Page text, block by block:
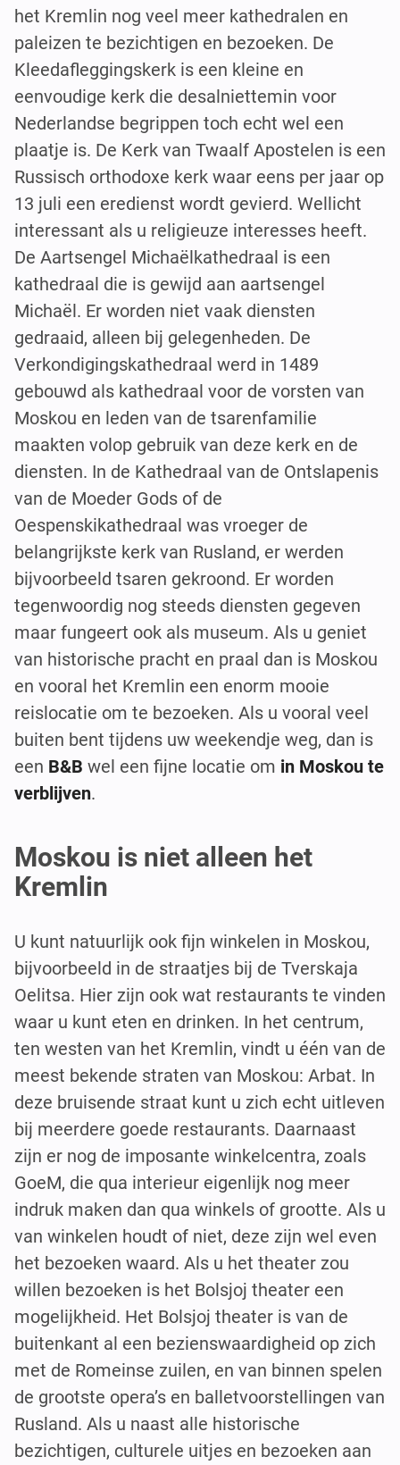
het Kremlin nog veel meer kathedralen en
paleizen te bezichtigen en bezoeken. De
Kleedafleggingskerk is een kleine en
eenvoudige kerk die desalniettemin voor
Nederlandse begrippen toch echt wel een
plaatje is. De Kerk van Twaalf Apostelen is een
Russisch orthodoxe kerk waar eens per jaar op
13 juli een eredienst wordt gevierd. Wellicht
interessant als u religieuze interesses heeft.
De Aartsengel Michaëlkathedraal is een
kathedraal die is gewijd aan aartsengel
Michaël. Er worden niet vaak diensten
gedraaid, alleen bij gelegenheden. De
Verkondigingskathedraal werd in 1489
gebouwd als kathedraal voor de vorsten van
Moskou en leden van de tsarenfamilie
maakten volop gebruik van deze kerk en de
diensten. In de Kathedraal van de Ontslapenis
van de Moeder Gods of de
Oespenskikathedraal was vroeger de
belangrijkste kerk van Rusland, er werden
bijvoorbeeld tsaren gekroond. Er worden
tegenwoordig nog steeds diensten gegeven
maar fungeert ook als museum. Als u geniet
van historische pracht en praal dan is Moskou
en vooral het Kremlin een enorm mooie
reislocatie om te bezoeken. Als u vooral veel
buiten bent tijdens uw weekendje weg, dan is
een B&B wel een fijne locatie om in Moskou te
verblijven.
Moskou is niet alleen het
Kremlin
U kunt natuurlijk ook fijn winkelen in Moskou,
bijvoorbeeld in de straatjes bij de Tverskaja
Oelitsa. Hier zijn ook wat restaurants te vinden
waar u kunt eten en drinken. In het centrum,
ten westen van het Kremlin, vindt u één van de
meest bekende straten van Moskou: Arbat. In
deze bruisende straat kunt u zich echt uitleven
bij meerdere goede restaurants. Daarnaast
zijn er nog de imposante winkelcentra, zoals
GoeM, die qua interieur eigenlijk nog meer
indruk maken dan qua winkels of grootte. Als u
van winkelen houdt of niet, deze zijn wel even
het bezoeken waard. Als u het theater zou
willen bezoeken is het Bolsjoj theater een
mogelijkheid. Het Bolsjoj theater is van de
buitenkant al een bezienswaardigheid op zich
met de Romeinse zuilen, en van binnen spelen
de grootste opera’s en balletvoorstellingen van
Rusland. Als u naast alle historische
bezichtigen, culturele uitjes en bezoeken aan